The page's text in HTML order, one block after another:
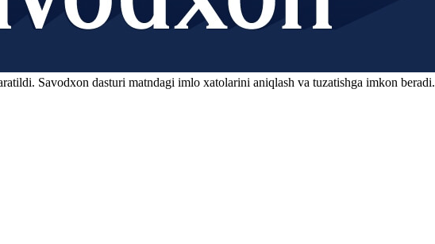
Savodxon dasturi matndagi imlo xatolarini aniqlash va tuzatishga imkon beradi.